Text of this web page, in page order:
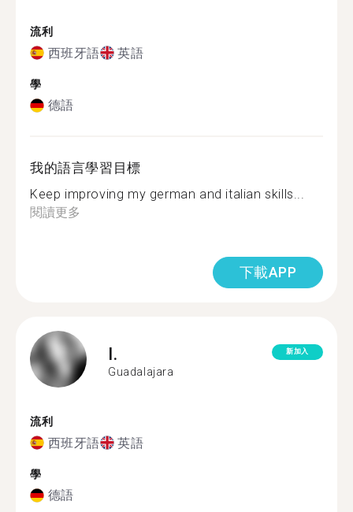
流利
西班牙語 英語
學
德語
我的語言學習目標
Keep improving my german and italian skills...
閱讀更多
下載APP
I.
Guadalajara
新加入
流利
西班牙語 英語
學
德語